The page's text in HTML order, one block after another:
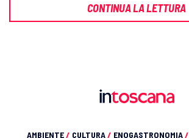
CONTINUA LA LETTURA
AMBIENTE/ CULTURA/ ENOGASTRONOMIA/